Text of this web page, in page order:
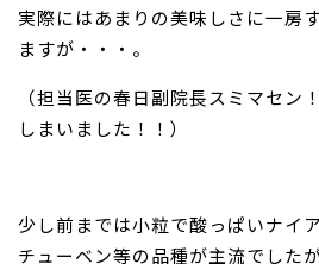
実際にはあまりの美味しさに一房
ますが・・・。
（担当医の春日副院長スミマセン
しまいました！！）
少し前までは小粒で酸っぱいナイ
チューベン等の品種が主流でしたが